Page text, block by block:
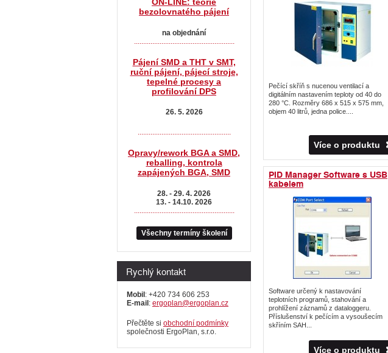
Pečící skříň s nucenou ventilací a
digitálním nastavením teploty od 40 do
280 °C. Rozměry 686 x 515 x 575 mm,
objem 40 litrů, jedna police....
Více o produktu
PID Manager Software s USB
kabelem
Software určený k nastavování
teplotních programů, stahování a
prohlížení záznamů z dataloggeru.
Příslušenství k pečícím a vysoušecím
skříním SAH...
Více o produktu
ON-LINE: teorie
bezolovnatého pájení
na objednání
Pájení SMD a THT v SMT,
ruční pájení, pájecí stroje,
tepelné procesy a
profilování DPS
26. 5. 2026
...................................................
Opravy/rework BGA a SMD,
reballing, kontrola
zapájených BGA, SMD
28. - 29. 4. 2026
13. - 14.10. 2026
Všechny termíny školení
Rychlý kontakt
Mobil: +420 734 606 253
E-mail: ergoplan@ergoplan.cz
Přečtěte si obchodní podmínky
společnosti ErgoPlan, s.r.o.